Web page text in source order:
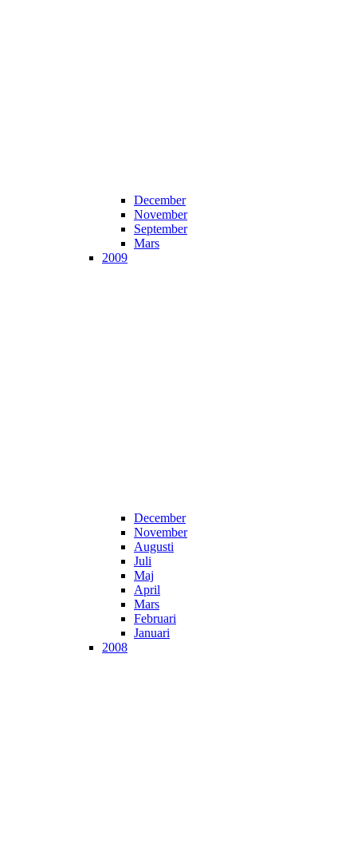
December
November
September
Mars
2009
December
November
Augusti
Juli
Maj
April
Mars
Februari
Januari
2008